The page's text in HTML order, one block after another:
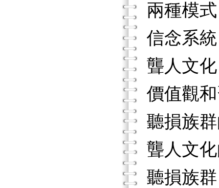
兩種模式
信念系統
聾人文
價值觀
聽損族
聾人文
聽損族群